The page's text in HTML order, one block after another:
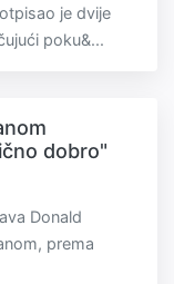
je dvije
poku&...
dobro"
Donald
prema